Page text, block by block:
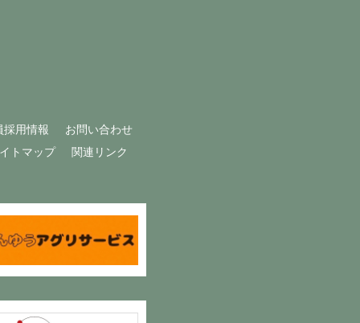
採用情報
お問い合わせ
トマップ
関連リンク